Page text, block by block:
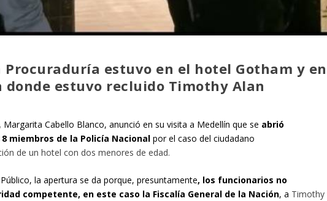
Procuraduría estuvo en el hotel Gotham y en
donde estuvo recluido Timothy Alan
Cabello Blanco, anunció en su visita a Medellín que se abrió
miembros de la Policía Nacional por el caso del ciudadano
de un hotel con dos menores de edad.
la apertura se da porque, presuntamente, los funcionarios no
competente, en este caso la Fiscalía General de la Nación, a Timothy